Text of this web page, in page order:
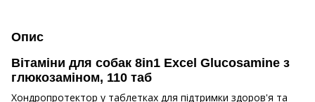
Опис
Вітаміни для собак 8in1 Excel Glucosamine з
глюкозаміном, 110 таб
Хондропротектор у таблетках для підтримки здоров'я та